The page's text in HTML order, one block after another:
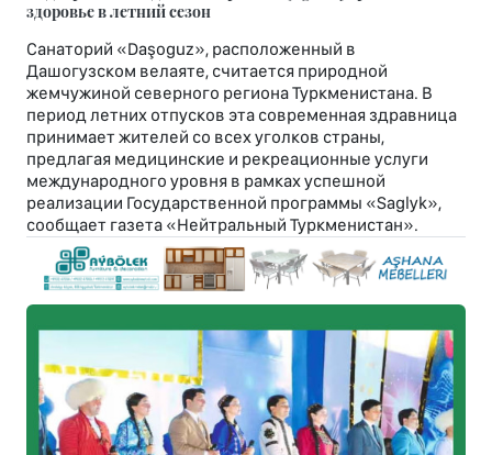
здоровье в летний сезон
Санаторий «Daşoguz», расположенный в
Дашогузском велаяте, считается природной
жемчужиной северного региона Туркменистана. В
период летних отпусков эта современная здравница
принимает жителей со всех уголков страны,
предлагая медицинские и рекреационные услуги
международного уровня в рамках успешной
реализации Государственной программы «Saglyk»,
сообщает газета «Нейтральный Туркменистан».